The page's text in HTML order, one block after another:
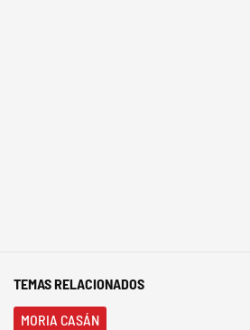
TEMAS RELACIONADOS
MORIA CASÁN